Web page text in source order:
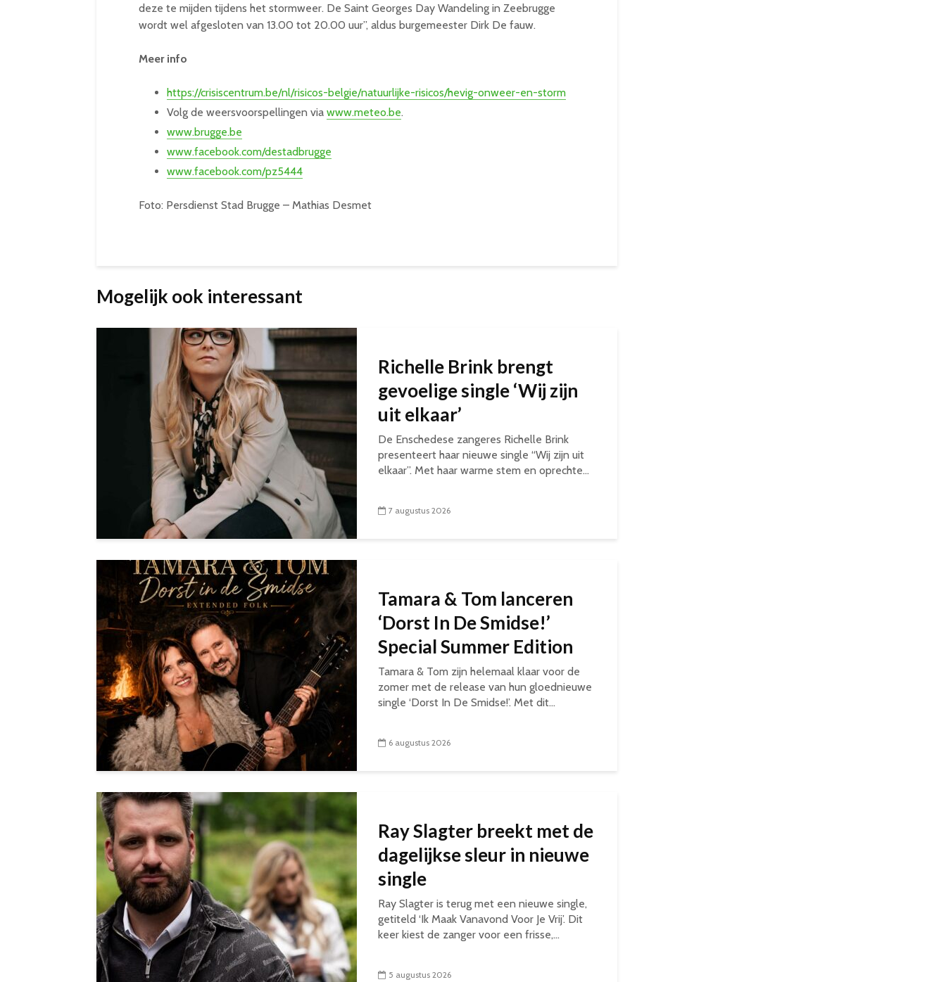
deze te mijden tijdens het stormweer. De Saint Georges Day Wandeling in Zeebrugge
wordt wel afgesloten van 13.00 tot 20.00 uur”, aldus burgemeester Dirk De fauw.
Meer info
https://crisiscentrum.be/nl/risicos-belgie/natuurlijke-risicos/hevig-onweer-en-storm
Volg de weersvoorspellingen via www.meteo.be.
www.brugge.be
www.facebook.com/destadbrugge
www.facebook.com/pz5444
Foto: Persdienst Stad Brugge – Mathias Desmet
Mogelijk ook interessant
Richelle Brink brengt
gevoelige single ‘Wij zijn
uit elkaar’
De Enschedese zangeres Richelle Brink
presenteert haar nieuwe single “Wij zijn uit
elkaar”. Met haar warme stem en oprechte...
7 augustus 2026
Tamara & Tom lanceren
‘Dorst In De Smidse!’
Special Summer Edition
Tamara & Tom zijn helemaal klaar voor de
zomer met de release van hun gloednieuwe
single ‘Dorst In De Smidse!’. Met dit...
6 augustus 2026
Ray Slagter breekt met de
dagelijkse sleur in nieuwe
single
Ray Slagter is terug met een nieuwe single,
getiteld ‘Ik Maak Vanavond Voor Je Vrij’. Dit
keer kiest de zanger voor een frisse,...
5 augustus 2026